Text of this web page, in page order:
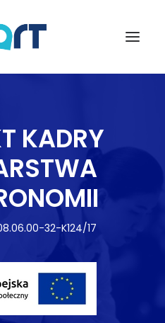
KADRY
32-K124/17